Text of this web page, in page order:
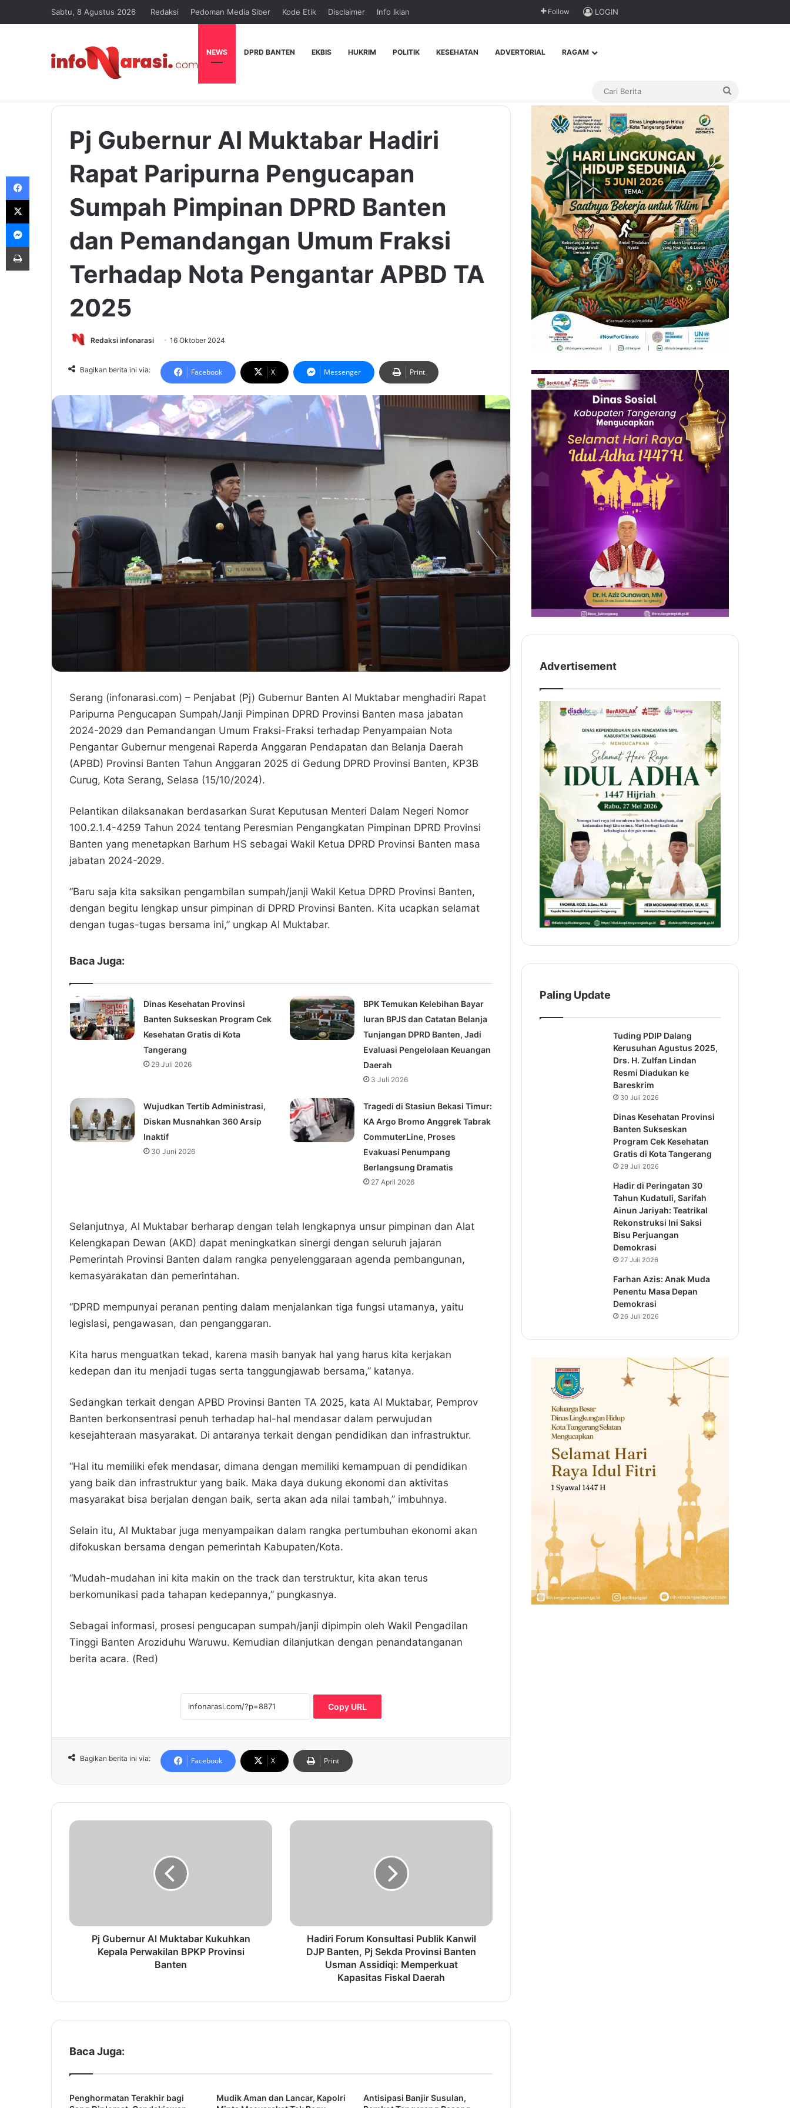
Sabtu, 8 Agustus 2026 Redaksi Pedoman Media Siber Kode Etik Disclaimer Info Iklan Follow LOGIN
NEWS DPRD BANTEN EKBIS HUKRIM POLITIK KESEHATAN ADVERTORIAL RAGAM
Pj Gubernur Al Muktabar Hadiri
Rapat Paripurna Pengucapan
Sumpah Pimpinan DPRD Banten
dan Pemandangan Umum Fraksi
Terhadap Nota Pengantar APBD TA
2025
Redaksi infonarasi 16 Oktober 2024
Bagikan berita ini via: Facebook X Messenger Print
Serang (infonarasi.com) – Penjabat (Pj) Gubernur Banten Al Muktabar menghadiri Rapat
Paripurna Pengucapan Sumpah/Janji Pimpinan DPRD Provinsi Banten masa jabatan
2024-2029 dan Pemandangan Umum Fraksi-Fraksi terhadap Penyampaian Nota
Pengantar Gubernur mengenai Raperda Anggaran Pendapatan dan Belanja Daerah
(APBD) Provinsi Banten Tahun Anggaran 2025 di Gedung DPRD Provinsi Banten, KP3B
Curug, Kota Serang, Selasa (15/10/2024).
Pelantikan dilaksanakan berdasarkan Surat Keputusan Menteri Dalam Negeri Nomor
100.2.1.4-4259 Tahun 2024 tentang Peresmian Pengangkatan Pimpinan DPRD Provinsi
Banten yang menetapkan Barhum HS sebagai Wakil Ketua DPRD Provinsi Banten masa
jabatan 2024-2029.
“Baru saja kita saksikan pengambilan sumpah/janji Wakil Ketua DPRD Provinsi Banten,
dengan begitu lengkap unsur pimpinan di DPRD Provinsi Banten. Kita ucapkan selamat
dengan tugas-tugas bersama ini,” ungkap Al Muktabar.
Baca Juga:
Dinas Kesehatan Provinsi
Banten Sukseskan Program Cek
Kesehatan Gratis di Kota
Tangerang
29 Juli 2026
BPK Temukan Kelebihan Bayar
Iuran BPJS dan Catatan Belanja
Tunjangan DPRD Banten, Jadi
Evaluasi Pengelolaan Keuangan
Daerah
3 Juli 2026
Wujudkan Tertib Administrasi,
Diskan Musnahkan 360 Arsip
Inaktif
30 Juni 2026
Tragedi di Stasiun Bekasi Timur:
KA Argo Bromo Anggrek Tabrak
CommuterLine, Proses
Evakuasi Penumpang
Berlangsung Dramatis
27 April 2026
Selanjutnya, Al Muktabar berharap dengan telah lengkapnya unsur pimpinan dan Alat
Kelengkapan Dewan (AKD) dapat meningkatkan sinergi dengan seluruh jajaran
Pemerintah Provinsi Banten dalam rangka penyelenggaraan agenda pembangunan,
kemasyarakatan dan pemerintahan.
“DPRD mempunyai peranan penting dalam menjalankan tiga fungsi utamanya, yaitu
legislasi, pengawasan, dan penganggaran.
Kita harus menguatkan tekad, karena masih banyak hal yang harus kita kerjakan
kedepan dan itu menjadi tugas serta tanggungjawab bersama,” katanya.
Sedangkan terkait dengan APBD Provinsi Banten TA 2025, kata Al Muktabar, Pemprov
Banten berkonsentrasi penuh terhadap hal-hal mendasar dalam perwujudan
kesejahteraan masyarakat. Di antaranya terkait dengan pendidikan dan infrastruktur.
“Hal itu memiliki efek mendasar, dimana dengan memiliki kemampuan di pendidikan
yang baik dan infrastruktur yang baik. Maka daya dukung ekonomi dan aktivitas
masyarakat bisa berjalan dengan baik, serta akan ada nilai tambah,” imbuhnya.
Selain itu, Al Muktabar juga menyampaikan dalam rangka pertumbuhan ekonomi akan
difokuskan bersama dengan pemerintah Kabupaten/Kota.
“Mudah-mudahan ini kita makin on the track dan terstruktur, kita akan terus
berkomunikasi pada tahapan kedepannya,” pungkasnya.
Sebagai informasi, prosesi pengucapan sumpah/janji dipimpin oleh Wakil Pengadilan
Tinggi Banten Aroziduhu Waruwu. Kemudian dilanjutkan dengan penandatanganan
berita acara. (Red)
Copy URL
Bagikan berita ini via: Facebook X Print
P
u
k
a
K
k
Pj Gubernur Al Muktabar Kukuhkan
Kepala Perwakilan BPKP Provinsi
Banten
H
r
s
i
u
Hadiri Forum Konsultasi Publik Kanwil
DJP Banten, Pj Sekda Provinsi Banten
Usman Assidiqi: Memperkuat
Kapasitas Fiskal Daerah
Baca Juga:
Penghormatan Terakhir bagi
Mudik Aman dan Lancar, Kapolri
Antisipasi Banjir Susulan,
Advertisement
Paling Update
Tuding PDIP Dalang
Kerusuhan Agustus 2025,
Drs. H. Zulfan Lindan
Resmi Diadukan ke
Bareskrim
30 Juli 2026
Dinas Kesehatan Provinsi
Banten Sukseskan
Program Cek Kesehatan
Gratis di Kota Tangerang
29 Juli 2026
Hadir di Peringatan 30
Tahun Kudatuli, Sarifah
Ainun Jariyah: Teatrikal
Rekonstruksi Ini Saksi
Bisu Perjuangan
Demokrasi
27 Juli 2026
Farhan Azis: Anak Muda
Penentu Masa Depan
Demokrasi
26 Juli 2026